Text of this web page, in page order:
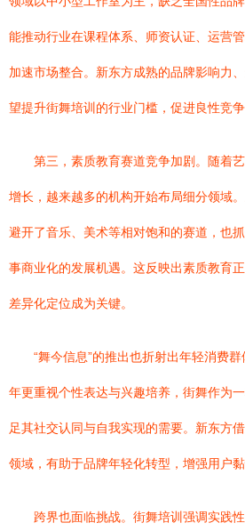
能推动行业在课程体系、师资认证、运营
加速市场整合。新东方成熟的品牌影响力
望提升街舞培训的行业门槛，促进良性竞争
第三，素质教育赛道竞争加剧。随着
增长，越来越多的机构开始布局细分领域
避开了音乐、美术等相对饱和的赛道，也
事商业化的发展机遇。这反映出素质教育正
差异化定位成为关键。
“舞今信息”的推出也折射出年轻消费
年更重视个性表达与兴趣培养，街舞作为
足其社交认同与自我实现的需要。新东方
领域，有助于品牌年轻化转型，增强用户黏
跨界也面临挑战。街舞培训强调实践